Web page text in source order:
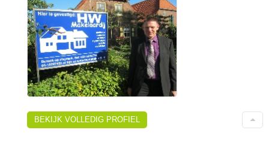
BEKIJK VOLLEDIG PROFIEL